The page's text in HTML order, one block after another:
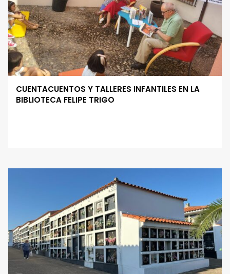
CUENTACUENTOS Y TALLERES INFANTILES EN LA
BIBLIOTECA FELIPE TRIGO